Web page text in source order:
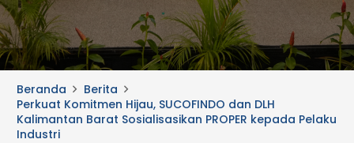
Beranda
Berita
Perkuat Komitmen Hijau, SUCOFINDO dan DLH
Kalimantan Barat Sosialisasikan PROPER kepada Pelaku
Industri